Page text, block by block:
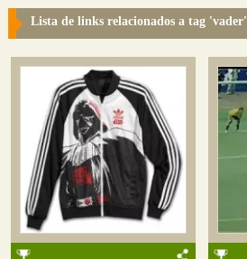
Sugerir Link
Colmeia Exchange
Perguntas Frequentes
Sobre
Contato
Lista de links relacionados a tag 'vader'